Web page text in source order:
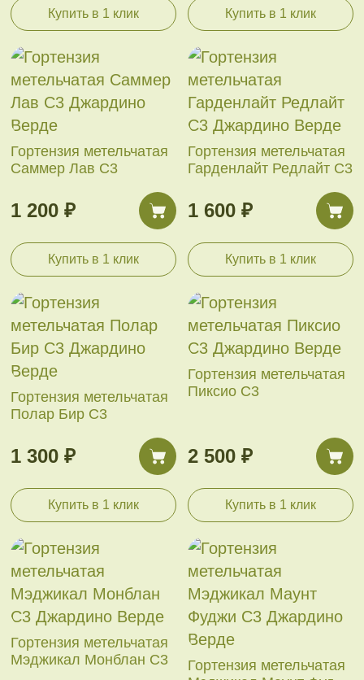
Купить в 1 клик Купить в 1 клик
Гортензия метельчатая
Саммер Лав С3
1 200 ₽
Купить в 1 клик
Гортензия метельчатая
Гарденлайт Редлайт С3
1 600 ₽
Купить в 1 клик
Гортензия метельчатая
Полар Бир С3
1 300 ₽
Купить в 1 клик
Гортензия метельчатая
Пиксио С3
2 500 ₽
Купить в 1 клик
Гортензия метельчатая
Мэджикал Монблан С3
Гортензия метельчатая